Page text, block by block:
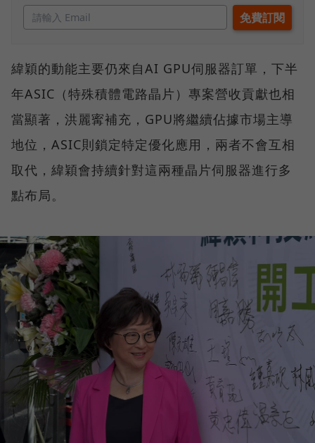
緯穎的動能主要仍來自AI GPU伺服器訂單，下半
年ASIC（特殊積體電路晶片）專案營收貢獻也相
當顯著，洪麗寗補充，GPU將繼續佔據市場主導
地位，ASIC則鎖定特定優化應用，兩者不會互相
取代，緯穎會持續針對這兩種晶片伺服器進行多
點布局。